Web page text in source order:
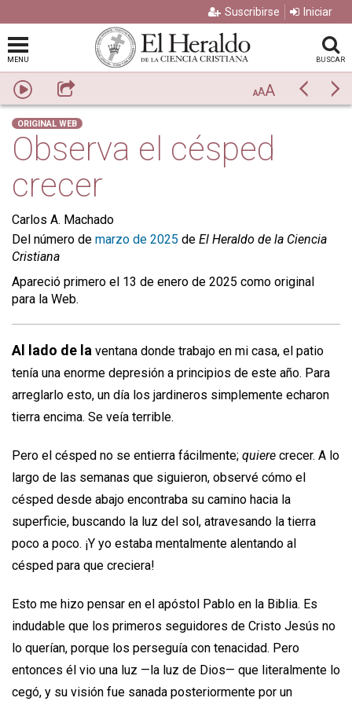
Suscribirse Iniciar
MENU BUSCAR
EscucharCompartir AAA Previo
ORIGINAL WEB
Observa el césped
crecer
Carlos A. Machado
Del número de marzo de 2025 de El Heraldo de la Ciencia
Cristiana
Apareció primero el 13 de enero de 2025 como original
para la Web.
Al lado de la ventana donde trabajo en mi casa, el patio
tenía una enorme depresión a principios de este año. Para
arreglarlo esto, un día los jardineros simplemente echaron
tierra encima. Se veía terrible.
Pero el césped no se entierra fácilmente; quiere crecer. A lo
largo de las semanas que siguieron, observé cómo el
césped desde abajo encontraba su camino hacia la
superficie, buscando la luz del sol, atravesando la tierra
poco a poco. ¡Y yo estaba mentalmente alentando al
césped para que creciera!
Esto me hizo pensar en el apóstol Pablo en la Biblia. Es
indudable que los primeros seguidores de Cristo Jesús no
lo querían, porque los perseguía con tenacidad. Pero
entonces él vio una luz —la luz de Dios— que literalmente lo
cegó, y su visión fue sanada posteriormente por un